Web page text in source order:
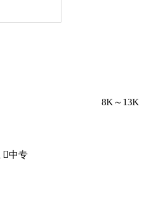
8K～13K
中专